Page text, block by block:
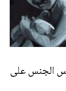
الجنس على